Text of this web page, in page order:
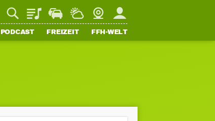
PlaylistStaupilotWetterWebcamMein FFH
PODCAST FREIZEIT FFH-WELT